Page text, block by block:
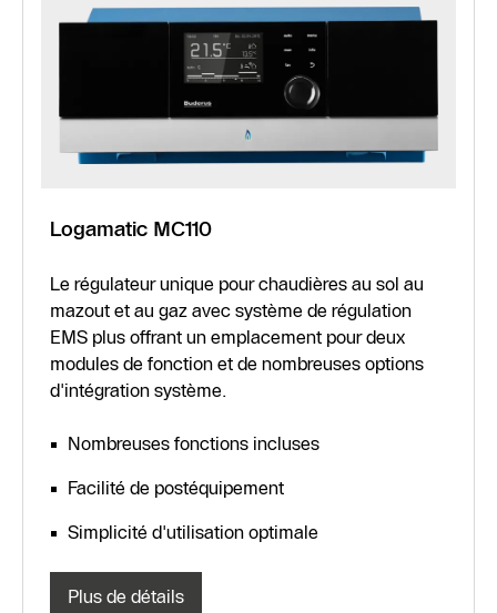
Logamatic MC110
Le régulateur unique pour chaudières au sol au
mazout et au gaz avec système de régulation
EMS plus offrant un emplacement pour deux
modules de fonction et de nombreuses options
d'intégration système.
Nombreuses fonctions incluses
Facilité de postéquipement
Simplicité d'utilisation optimale
Plus de détails